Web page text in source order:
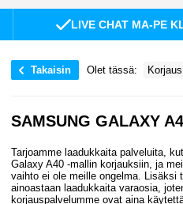
LIVE CHAT MA-PE
Takaisin Olet tässä: Korjaus
SAMSUNG GALAXY
Tarjoamme laadukkaita palveluita,
Galaxy A40 -mallin korjauksiin, ja
vaihto ei ole meille ongelma. Lisäksi
ainoastaan laadukkaita varaosia,
korjauspalvelumme ovat aina